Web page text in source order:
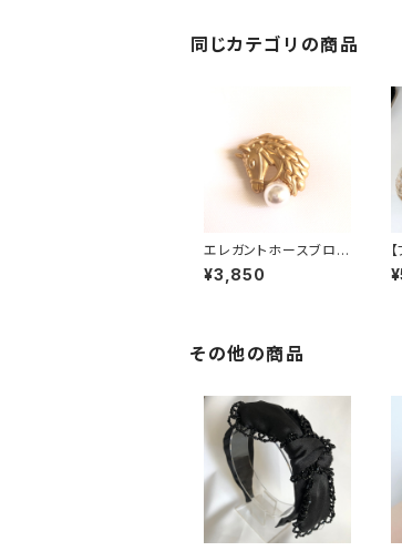
同じカテゴリの商品
エレガントホースブロ
ーチ
¥3,850
その他の商品